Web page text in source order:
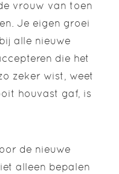
vrouw van toen
Je eigen groei
alle nieuwe
die het
zeker wist, weet
houvast gaf, is
de nieuwe
alleen bepalen